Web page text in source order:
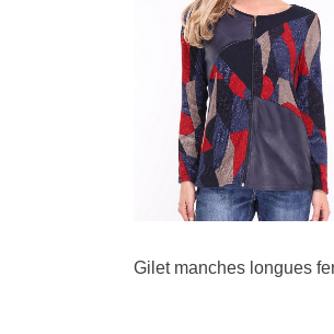
Gilet manches longues